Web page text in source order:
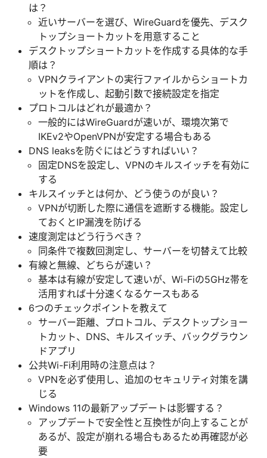
は？
近いサーバーを選び、WireGuardを優先、デスク
トップショートカットを用意すること
デスクトップショートカットを作成する具体的な手
順は？
VPNクライアントの実行ファイルからショートカ
ットを作成し、起動引数で接続設定を指定
プロトコルはどれが最適か？
一般的にはWireGuardが速いが、環境次第で
IKEv2やOpenVPNが安定する場合もある
DNS leaksを防ぐにはどうすればいい？
固定DNSを設定し、VPNのキルスイッチを有効に
する
キルスイッチとは何か、どう使うのが良い？
VPNが切断した際に通信を遮断する機能。設定し
ておくとIP漏洩を防げる
速度測定はどう行うべき？
同条件で複数回測定し、サーバーを切替えて比較
有線と無線、どちらが速い？
基本は有線が安定して速いが、Wi-Fiの5GHz帯を
活用すれば十分速くなるケースもある
6つのチェックポイントを教えて
サーバー距離、プロトコル、デスクトップショー
トカット、DNS、キルスイッチ、バックグラウン
ドアプリ
公共Wi-Fi利用時の注意点は？
VPNを必ず使用し、追加のセキュリティ対策を講
じる
Windows 11の最新アップデートは影響する？
アップデートで安全性と互換性が向上することが
あるが、設定が崩れる場合もあるため再確認が必
要